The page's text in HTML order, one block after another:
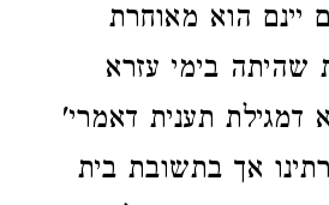
יינם הוא מאוחרת
שהיתה בימי עזרא
דמגילת תענית דאמרי'
אך בתשובת בית